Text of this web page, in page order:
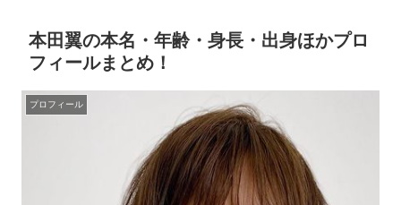
本田翼の本名・年齢・身長・出身ほかプロ
フィールまとめ！
プロフィール